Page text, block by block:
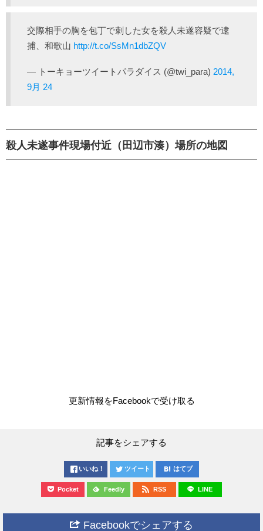
交際相手の胸を包丁で刺した女を殺人未遂容疑で逮
捕、和歌山 http://t.co/SsMn1dbZQV
— トーキョーツイートパラダイス (@twi_para) 2014,
9月 24
殺人未遂事件現場付近（田辺市湊）場所の地図
更新情報をFacebookで受け取る
記事をシェアする
いいね！ ツイート はてブ
Pocket Feedly RSS LINE
Facebookでシェアする